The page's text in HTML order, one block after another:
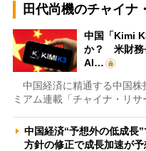
田代尚機のチャイナ
中国「Kimi
か？ 米財務
AI…
中国経済に精通する中国株
ミアム連載「チャイナ・リサ
中国経済“予想外の低成
方針の修正で成長加速が